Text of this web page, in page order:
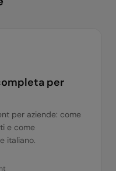
per
per aziende: come
e come
italiano.